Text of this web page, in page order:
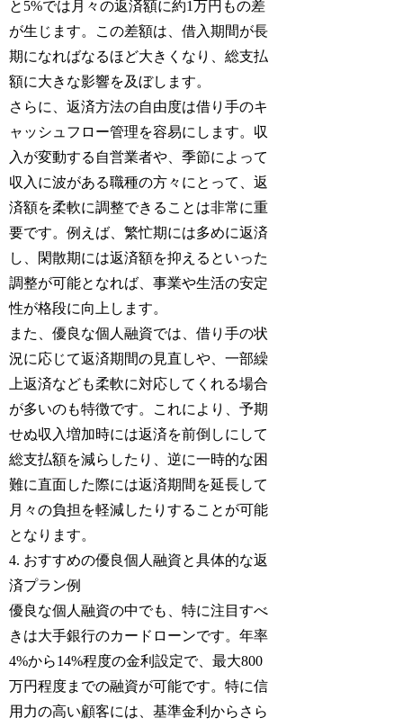
と5%では月々の返済額に約1万円もの差
が生じます。この差額は、借入期間が長
期になればなるほど大きくなり、総支払
額に大きな影響を及ぼします。
さらに、返済方法の自由度は借り手のキ
ャッシュフロー管理を容易にします。収
入が変動する自営業者や、季節によって
収入に波がある職種の方々にとって、返
済額を柔軟に調整できることは非常に重
要です。例えば、繁忙期には多めに返済
し、閑散期には返済額を抑えるといった
調整が可能となれば、事業や生活の安定
性が格段に向上します。
また、優良な個人融資では、借り手の状
況に応じて返済期間の見直しや、一部繰
上返済なども柔軟に対応してくれる場合
が多いのも特徴です。これにより、予期
せぬ収入増加時には返済を前倒しにして
総支払額を減らしたり、逆に一時的な困
難に直面した際には返済期間を延長して
月々の負担を軽減したりすることが可能
となります。
4. おすすめの優良個人融資と具体的な返
済プラン例
優良な個人融資の中でも、特に注目すべ
きは大手銀行のカードローンです。年率
4%から14%程度の金利設定で、最大800
万円程度までの融資が可能です。特に信
用力の高い顧客には、基準金利からさら